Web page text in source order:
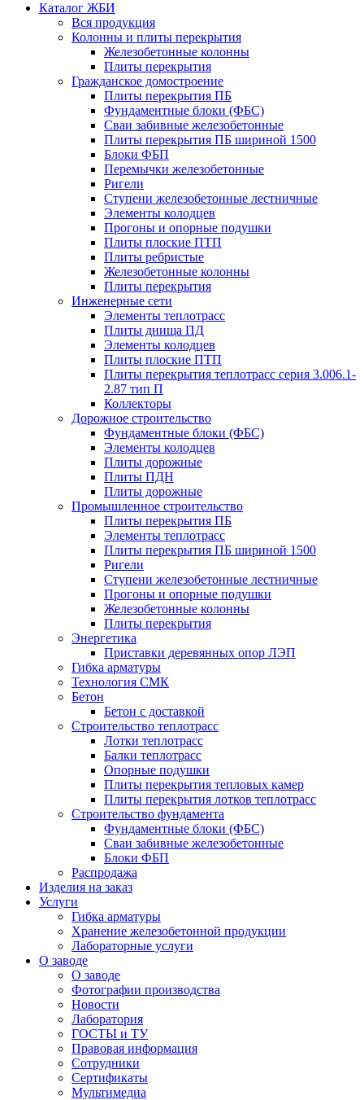
Каталог ЖБИ
Вся продукция
Колонны и плиты перекрытия
Железобетонные колонны
Плиты перекрытия
Гражданское домостроение
Плиты перекрытия ПБ
Фундаментные блоки (ФБС)
Сваи забивные железобетонные
Плиты перекрытия ПБ шириной 1500
Блоки ФБП
Перемычки железобетонные
Ригели
Ступени железобетонные лестничные
Элементы колодцев
Прогоны и опорные подушки
Плиты плоские ПТП
Плиты ребристые
Железобетонные колонны
Плиты перекрытия
Инженерные сети
Элементы теплотрасс
Плиты днища ПД
Элементы колодцев
Плиты плоские ПТП
Плиты перекрытия теплотрасс серия 3.006.1-
2.87 тип П
Коллекторы
Дорожное строительство
Фундаментные блоки (ФБС)
Элементы колодцев
Плиты дорожные
Плиты ПДН
Плиты дорожные
Промышленное строительство
Плиты перекрытия ПБ
Элементы теплотрасс
Плиты перекрытия ПБ шириной 1500
Ригели
Ступени железобетонные лестничные
Прогоны и опорные подушки
Железобетонные колонны
Плиты перекрытия
Энергетика
Приставки деревянных опор ЛЭП
Гибка арматуры
Технология СМК
Бетон
Бетон с доставкой
Строительство теплотрасс
Лотки теплотрасс
Балки теплотрасс
Опорные подушки
Плиты перекрытия тепловых камер
Плиты перекрытия лотков теплотрасс
Строительство фундамента
Фундаментные блоки (ФБС)
Сваи забивные железобетонные
Блоки ФБП
Распродажа
Изделия на заказ
Услуги
Гибка арматуры
Хранение железобетонной продукции
Лабораторные услуги
О заводе
О заводе
Фотографии производства
Новости
Лаборатория
ГОСТЫ и ТУ
Правовая информация
Сотрудники
Сертификаты
Мультимедиа